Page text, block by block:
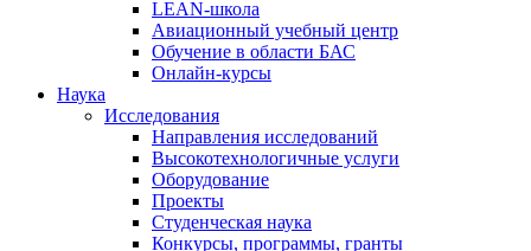
LEAN-школа
Авиационный учебный центр
Обучение в области БАС
Онлайн-курсы
Наука
Исследования
Направления исследований
Высокотехнологичные услуги
Оборудование
Проекты
Студенческая наука
Конкурсы, программы, гранты